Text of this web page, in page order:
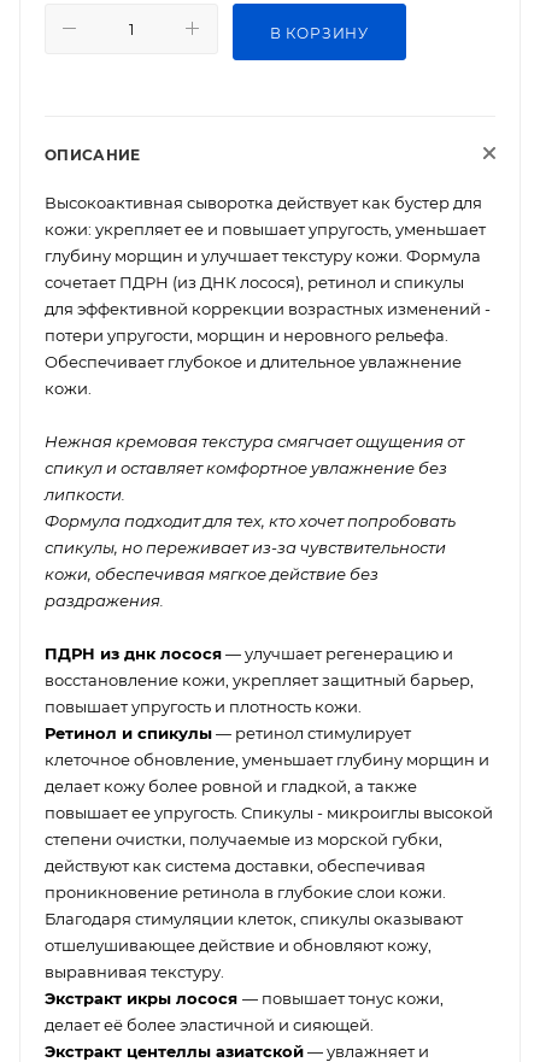
В КОРЗИНУ
ОПИСАНИЕ
Высокоактивная сыворотка действует как бустер для
кожи: укрепляет ее и повышает упругость, уменьшает
глубину морщин и улучшает текстуру кожи. Формула
сочетает ПДРН (из ДНК лосося), ретинол и спикулы
для эффективной коррекции возрастных изменений -
потери упругости, морщин и неровного рельефа.
Обеспечивает глубокое и длительное увлажнение
кожи.
Нежная кремовая текстура смягчает ощущения от
спикул и оставляет комфортное увлажнение без
липкости.
Формула подходит для тех, кто хочет попробовать
спикулы, но переживает из-за чувствительности
кожи, обеспечивая мягкое действие без
раздражения.
ПДРН из днк лосося— улучшает регенерацию и
восстановление кожи, укрепляет защитный барьер,
повышает упругость и плотность кожи.
Ретинол и спикулы— ретинол стимулирует
клеточное обновление, уменьшает глубину морщин и
делает кожу более ровной и гладкой, а также
повышает ее упругость. Спикулы - микроиглы высокой
степени очистки, получаемые из морской губки,
действуют как система доставки, обеспечивая
проникновение ретинола в глубокие слои кожи.
Благодаря стимуляции клеток, спикулы оказывают
отшелушивающее действие и обновляют кожу,
выравнивая текстуру.
Экстракт икры лосося — повышает тонус кожи,
делает её более эластичной и сияющей.
Экстракт центеллы азиатской— увлажняет и